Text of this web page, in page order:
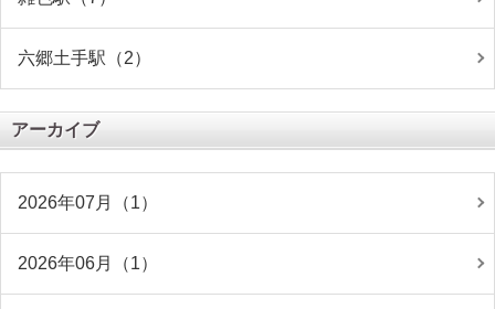
六郷土手駅（2）
アーカイブ
2026年07月（1）
2026年06月（1）